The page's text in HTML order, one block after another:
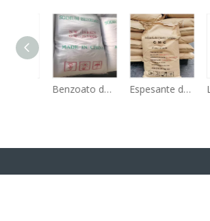
Benzoato de sodio de grado alimenticio Polvo de benzoato de sodio 532-32-1 CAS 532-32-1 Espesante de grado alimenticio CMC Carboximetilcelulosa sódica en polvo CAS No. 9004-32-4